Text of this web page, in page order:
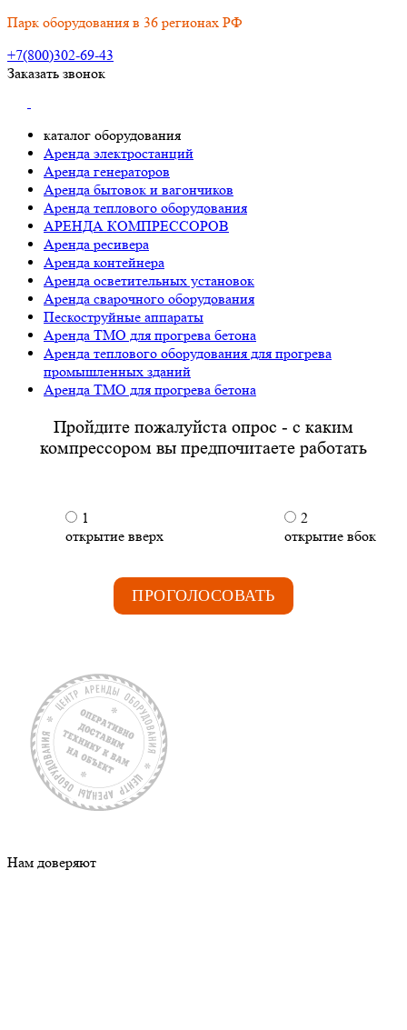
Парк оборудования в 36 регионах РФ
+7(800)302-69-43
Заказать звонок
каталог оборудования
Аренда электростанций
Аренда генераторов
Аренда бытовок и вагончиков
Аренда теплового оборудования
АРЕНДА КОМПРЕССОРОВ
Аренда ресивера
Аренда контейнера
Аренда осветительных установок
Аренда сварочного оборудования
Пескоструйные аппараты
Аренда ТМО для прогрева бетона
Аренда теплового оборудования для прогрева
промышленных зданий
Аренда ТМО для прогрева бетона
Пройдите пожалуйста опрос - с каким
компрессором вы предпочитаете работать
1
открытие вверх
2
открытие вбок
ПРОГОЛОСОВАТЬ
Нам доверяют